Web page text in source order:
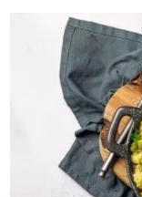
IT T
ALSA